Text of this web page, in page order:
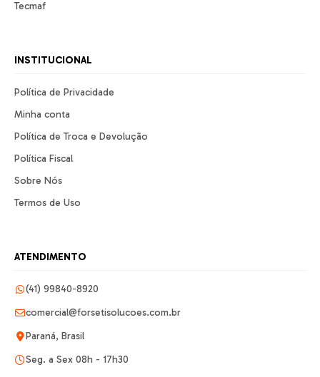
Tecmaf
INSTITUCIONAL
Política de Privacidade
Minha conta
Política de Troca e Devolução
Política Fiscal
Sobre Nós
Termos de Uso
ATENDIMENTO
(41) 99840-8920
comercial@forsetisolucoes.com.br
Paraná, Brasil
Seg. a Sex 08h - 17h30